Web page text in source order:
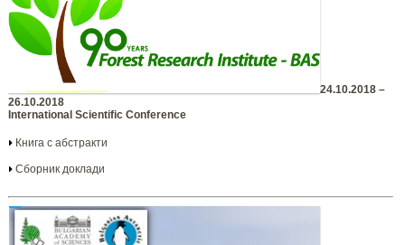
24.10.2018 –
26.10.2018
International Scientific Conference
Книга с абстракти
Сборник доклади